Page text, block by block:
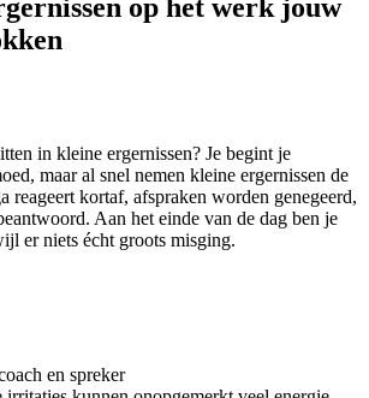
op het werk jouw
in kleine ergernissen? Je begint je
maar al snel nemen kleine ergernissen de
reageert kortaf, afspraken worden genegeerd,
Aan het einde van de dag ben je
er niets écht groots misging.
en spreker